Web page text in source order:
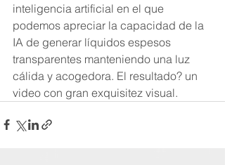
inteligencia artificial en el que
podemos apreciar la capacidad de la
IA de generar líquidos espesos
transparentes manteniendo una luz
cálida y acogedora. El resultado? un
video con gran exquisitez visual.